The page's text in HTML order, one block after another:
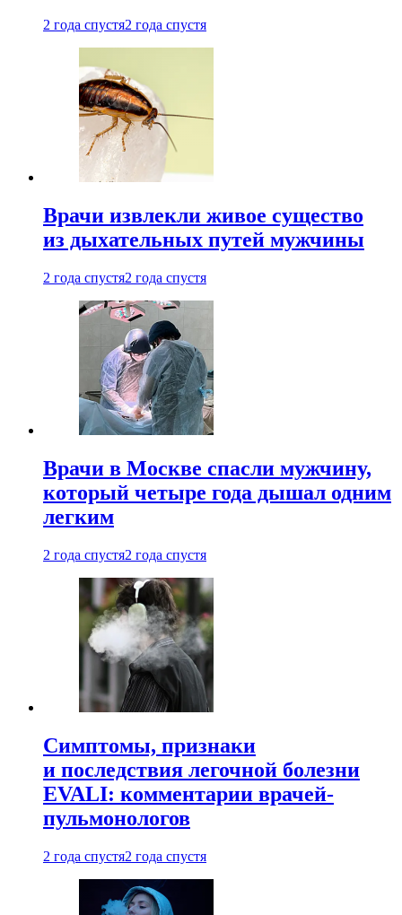
2 года спустя2 года спустя
Врачи извлекли живое существо
из дыхательных путей мужчины
2 года спустя2 года спустя
Врачи в Москве спасли мужчину,
который четыре года дышал одним
легким
2 года спустя2 года спустя
Симптомы, признаки
и последствия легочной болезни
EVALI: комментарии врачей-
пульмонологов
2 года спустя2 года спустя